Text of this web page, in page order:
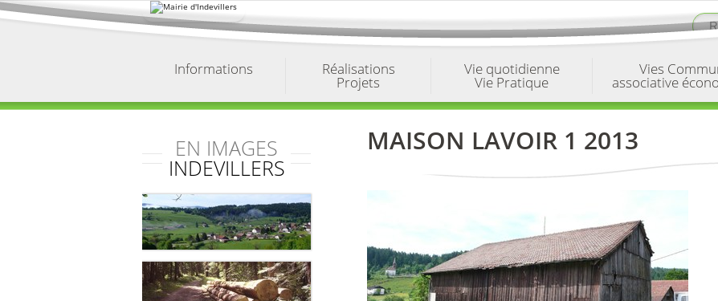
Aller
au
Informations Réalisations
Projets
Vie quotidienne
Vie Pratique
Vies
associative
EN IMAGES
INDEVILLERS
MAISON LAVOIR 1 2013